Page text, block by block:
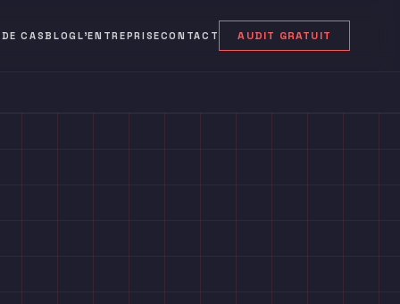
CASBLOGL'ENTREPRISECONTACT AUDIT GRATUIT